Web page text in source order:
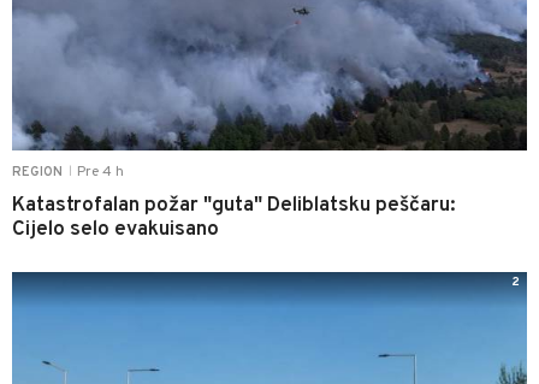
REGION Pre 4 h
Katastrofalan požar "guta" Deliblatsku peščaru:
Cijelo selo evakuisano
2